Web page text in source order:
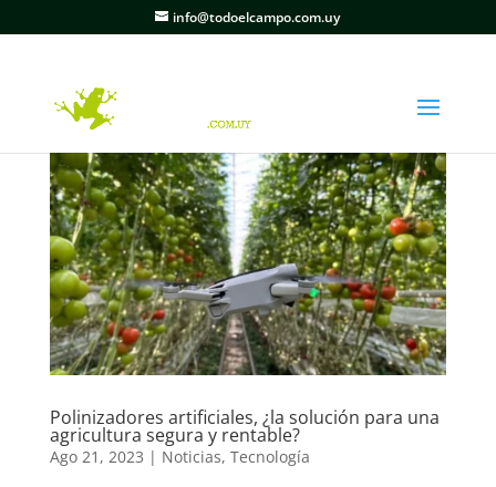
info@todoelcampo.com.uy
Polinizadores artificiales, ¿la solución para una
agricultura segura y rentable?
Ago 21, 2023 | Noticias, Tecnología